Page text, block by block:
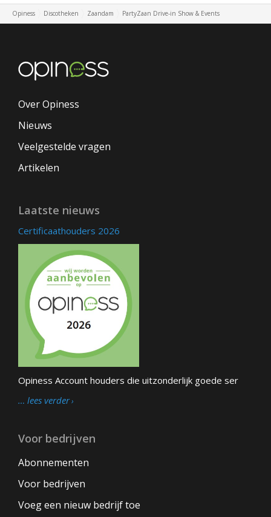
Opiness Discotheken Zaandam PartyZaan Drive-in Show & Events
Over Opiness
Nieuws
Veelgestelde vragen
Artikelen
Laatste nieuws
Certificaathouders 2026
Opiness Account houders die uitzonderlijk goede ser
… lees verder
Voor bedrijven
Abonnementen
Voor bedrijven
Voeg een nieuw bedrijf toe